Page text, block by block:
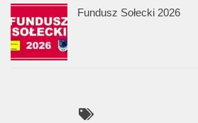
Fundusz Sołecki 2026